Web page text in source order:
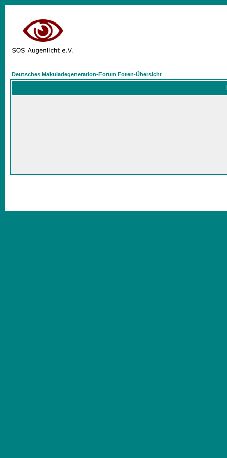
Deutsches Makuladegeneration-Forum Foren-Übersicht